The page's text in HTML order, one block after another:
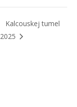
Kalcouskej tumel
2025